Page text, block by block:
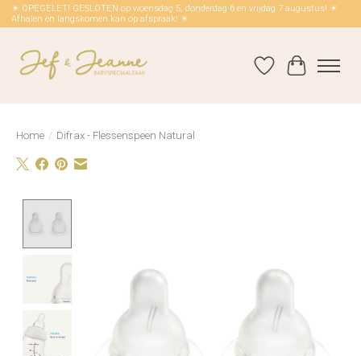
☀ OPEGELET! GESLOTEN op woensdag 5, donderdag 6 en vrijdag 7 augustus! ☀
Afhalen en langskomen kan op afspraak! ☀
Verlanglijst
Home / Difrax - Flessenspeen Natural